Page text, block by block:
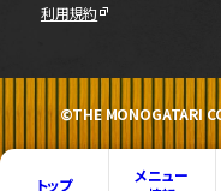
トップ
メニュー
利用規約
©THE MONOGATARI